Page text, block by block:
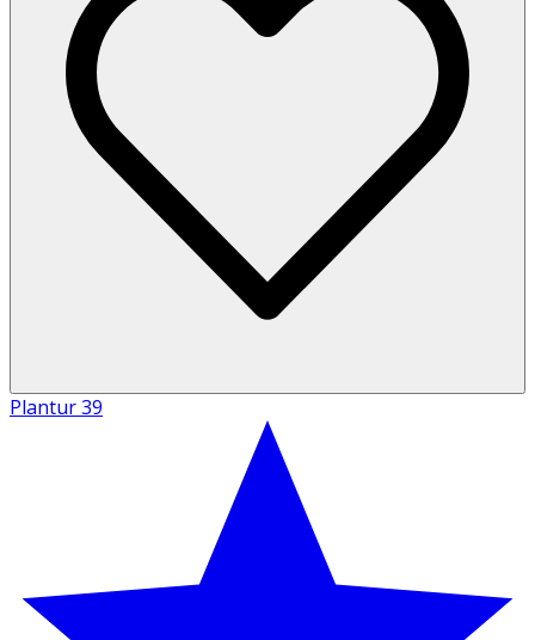
Plantur 39